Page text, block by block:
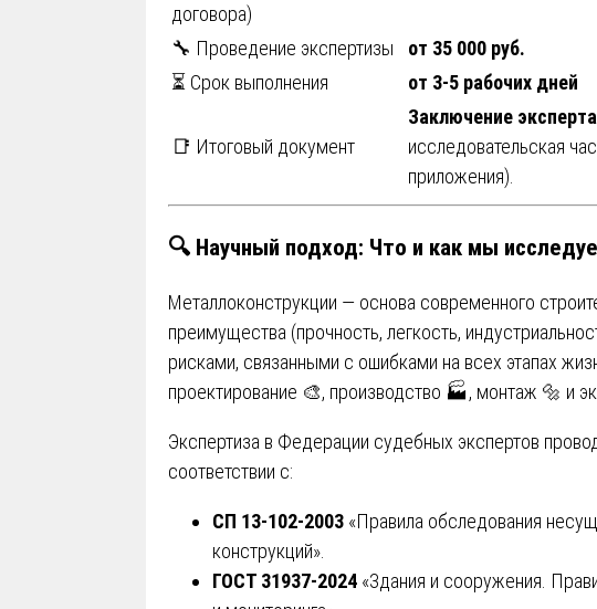
договора)
🔧 Проведение экспертизы
от 35 000 руб.
⏳ Срок выполнения
от 3-5 рабочих дней
📑 Итоговый документ
Заключение эксперта
исследовательская
приложения).
🔍 Научный подход: Что и как мы
Металлоконструкции — основа современного
преимущества (прочность, легкость,
рисками, связанными с ошибками на всех этапах
проектирование 🎨, производство 🏭, монтаж 🔩 и
Экспертиза в Федерации судебных экспертов
соответствии с:
СП 13-102-2003 «Правила обследования
конструкций».
ГОСТ 31937-2024 «Здания и сооружения.